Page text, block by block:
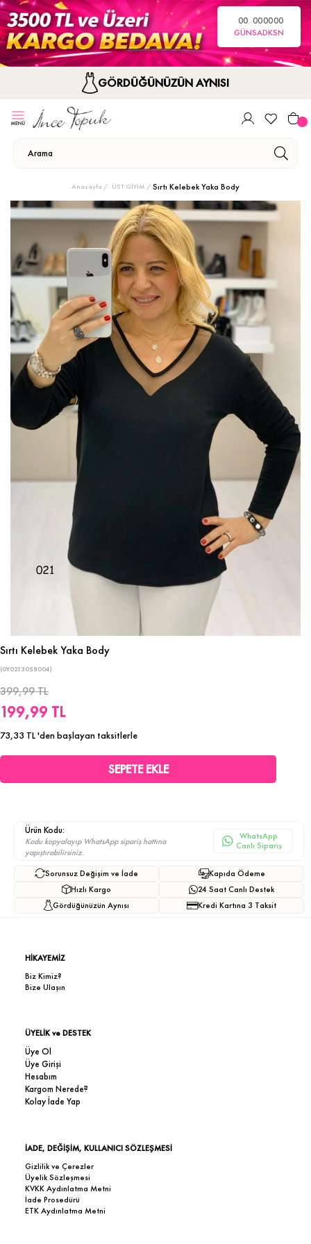
00
GÜN
00
SA
00
DK
00
SN
GÖRDÜĞÜNÜZÜN AYNISI
Anasayfa ÜST GİYİM Sırtı Kelebek Yaka Body
Sırtı Kelebek Yaka Body
(0Y0213058004)
399,99 TL
199,99 TL
73,33 TL'den başlayan taksitlerle
Ürün Kodu:
Kodu kopyalayıp WhatsApp sipariş hattına
yapıştırabilirsiniz.
WhatsApp
Canlı Sipariş
Sorunsuz Değişim ve İade
Hızlı Kargo
Gördüğünüzün Aynısı
Kapıda Ödeme
24 Saat Canlı Destek
Kredi Kartına 3 Taksit
HİKAYEMİZ
Biz Kimiz?
Bize Ulaşın
ÜYELİK ve DESTEK
Üye Ol
Üye Girişi
Hesabım
Kargom Nerede?
Kolay İade Yap
İADE, DEĞİŞİM, KULLANICI SÖZLEŞMESİ
Gizlilik ve Çerezler
Üyelik Sözleşmesi
KVKK Aydınlatma Metni
İade Prosedürü
ETK Aydınlatma Metni